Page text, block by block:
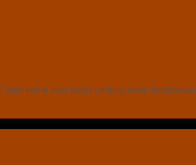
ved at rejse landet tyndt og hente